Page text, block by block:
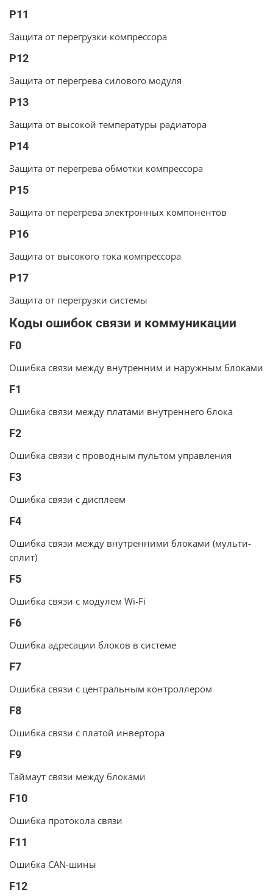
P11
Защита от перегрузки компрессора
P12
Защита от перегрева силового модуля
P13
Защита от высокой температуры радиатора
P14
Защита от перегрева обмотки компрессора
P15
Защита от перегрева электронных компонентов
P16
Защита от высокого тока компрессора
P17
Защита от перегрузки системы
Коды ошибок связи и коммуникации
F0
Ошибка связи между внутренним и наружным блоками
F1
Ошибка связи между платами внутреннего блока
F2
Ошибка связи с проводным пультом управления
F3
Ошибка связи с дисплеем
F4
Ошибка связи между внутренними блоками (мульти-
сплит)
F5
Ошибка связи с модулем Wi-Fi
F6
Ошибка адресации блоков в системе
F7
Ошибка связи с центральным контроллером
F8
Ошибка связи с платой инвертора
F9
Таймаут связи между блоками
F10
Ошибка протокола связи
F11
Ошибка CAN-шины
F12